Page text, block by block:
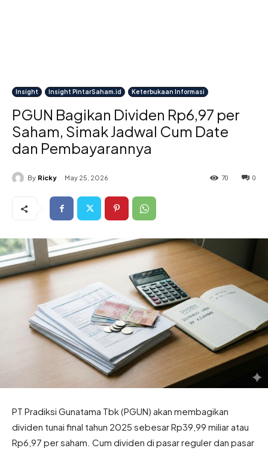
Insight Insight PintarSaham.id Keterbukaan Informasi
PGUN Bagikan Dividen Rp6,97 per
Saham, Simak Jadwal Cum Date
dan Pembayarannya
By Ricky May 25, 2026 0
70
PT Pradiksi Gunatama Tbk (PGUN) akan membagikan
dividen tunai final tahun 2025 sebesar Rp39,99 miliar atau
Rp6,97 per saham. Cum dividen di pasar reguler dan pasar